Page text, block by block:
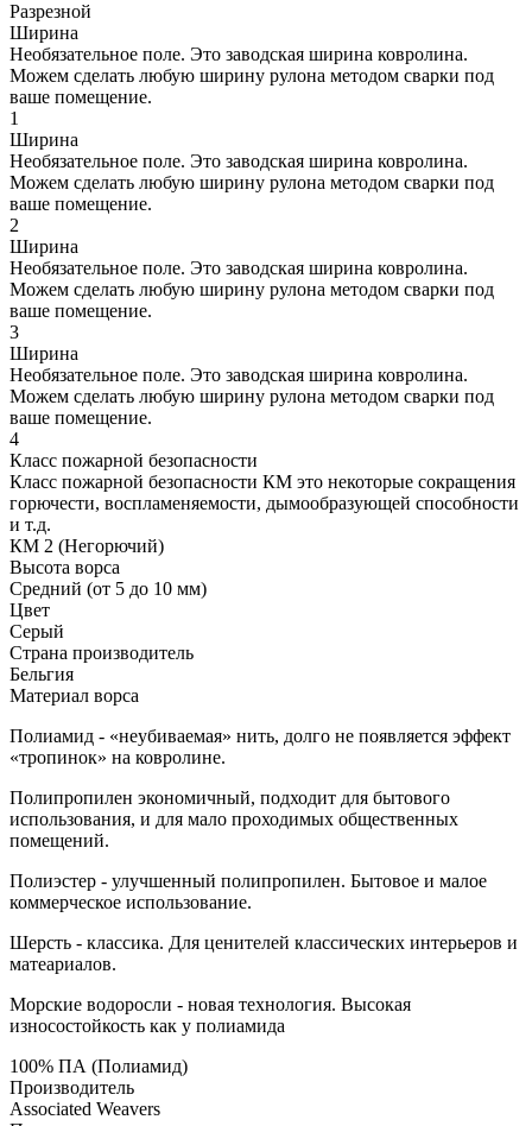
Разрезной
Ширина
Необязательное поле. Это заводская ширина ковролина.
Можем сделать любую ширину рулона методом сварки под
ваше помещение.
1
Ширина
Необязательное поле. Это заводская ширина ковролина.
Можем сделать любую ширину рулона методом сварки под
ваше помещение.
2
Ширина
Необязательное поле. Это заводская ширина ковролина.
Можем сделать любую ширину рулона методом сварки под
ваше помещение.
3
Ширина
Необязательное поле. Это заводская ширина ковролина.
Можем сделать любую ширину рулона методом сварки под
ваше помещение.
4
Класс пожарной безопасности
Класс пожарной безопасности КМ это некоторые сокращения
горючести, воспламеняемости, дымообразующей способности
и т.д.
КМ 2 (Негорючий)
Высота ворса
Средний (от 5 до 10 мм)
Цвет
Серый
Страна производитель
Бельгия
Материал ворса
Полиамид - «неубиваемая» нить, долго не появляется эффект
«тропинок» на ковролине.
Полипропилен экономичный, подходит для бытового
использования, и для мало проходимых общественных
помещений.
Полиэстер - улучшенный полипропилен. Бытовое и малое
коммерческое использование.
Шерсть - классика. Для ценителей классических интерьеров и
матеариалов.
Морские водоросли - новая технология. Высокая
износостойкость как у полиамида
100% ПА (Полиамид)
Производитель
Associated Weavers